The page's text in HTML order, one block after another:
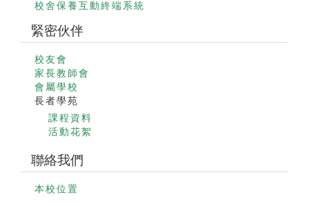
校舍保養互動終端系統
緊密伙伴
校友會
家長教師會
會屬學校
長者學苑
課程資料
活動花絮
聯絡我們
本校位置